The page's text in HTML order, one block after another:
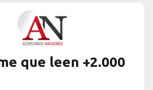
que leen +2.000